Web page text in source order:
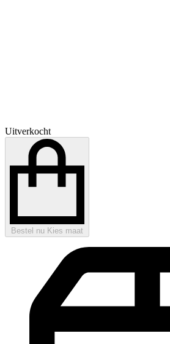
Uitverkocht
Bestel nu Kies maat